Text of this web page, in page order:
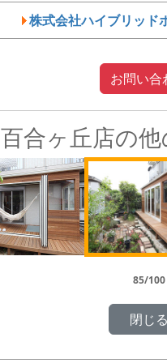
株式会社ハイブリッド
お問い合
合ヶ丘店の
85/100